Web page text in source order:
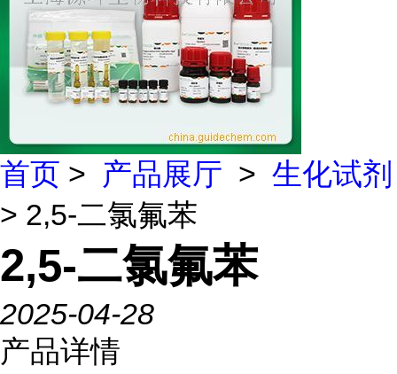
首页 > 产品展厅 > 生化试剂
> 2,5-二氯氟苯
2,5-二氯氟苯
2025-04-28
产品详情